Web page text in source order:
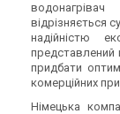
відрізняється
надійністю
представлений
придбати
комерційних
Німецька